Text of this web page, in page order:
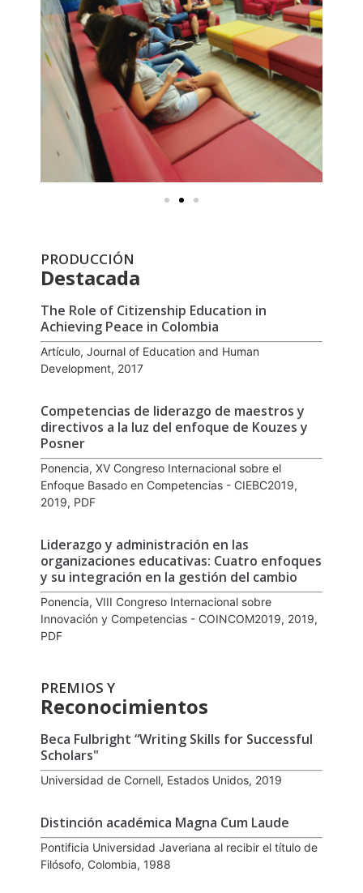
PRODUCCIÓN
Destacada
The Role of Citizenship Education in
Achieving Peace in Colombia
Artículo, Journal of Education and Human
Development, 2017
Competencias de liderazgo de maestros y
directivos a la luz del enfoque de Kouzes y
Posner
Ponencia, XV Congreso Internacional sobre el
Enfoque Basado en Competencias - CIEBC2019,
2019, PDF
Liderazgo y administración en las
organizaciones educativas: Cuatro enfoques
y su integración en la gestión del cambio
Ponencia, VIII Congreso Internacional sobre
Innovación y Competencias - COINCOM2019, 2019,
PDF
PREMIOS Y
Reconocimientos
Beca Fulbright “Writing Skills for Successful
Scholars"
Universidad de Cornell, Estados Unidos, 2019
Distinción académica Magna Cum Laude
Pontificia Universidad Javeriana al recibir el título de
Filósofo, Colombia, 1988